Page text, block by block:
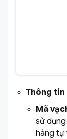
Thông tin
Mã
sử
hàng tự